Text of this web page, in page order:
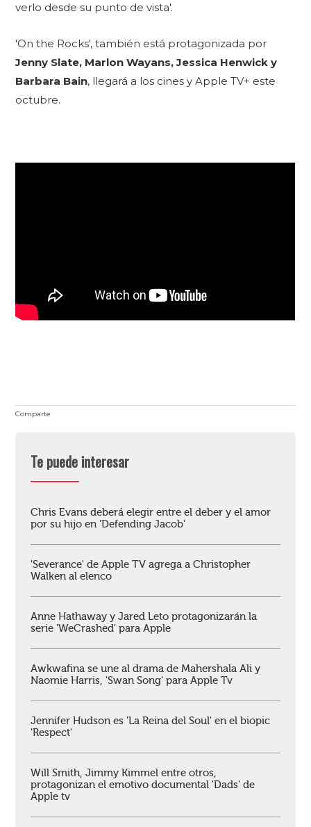
verlo desde su punto de vista'.
'On the Rocks', también está protagonizada por
Jenny Slate, Marlon Wayans, Jessica Henwick y
Barbara Bain, llegará a los cines y Apple TV+ este
octubre.
Comparte
Te puede interesar
Chris Evans deberá elegir entre el deber y el amor
por su hijo en 'Defending Jacob'
'Severance' de Apple TV agrega a Christopher
Walken al elenco
Anne Hathaway y Jared Leto protagonizarán la
serie 'WeCrashed' para Apple
Awkwafina se une al drama de Mahershala Ali y
Naomie Harris, 'Swan Song' para Apple Tv
Jennifer Hudson es 'La Reina del Soul' en el biopic
'Respect'
Will Smith, Jimmy Kimmel entre otros,
protagonizan el emotivo documental 'Dads' de
Apple tv